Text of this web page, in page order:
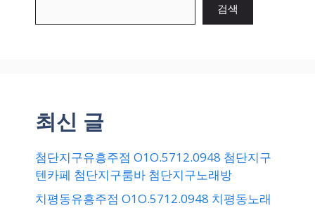
검색
최신 글
첨단지구유흥주점 O1O.5712.0948 첨단지구
텐카페 첨단지구룸바 첨단지구노래방
치평동유흥주점 O1O.5712.0948 치평동노래